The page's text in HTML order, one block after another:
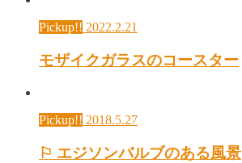
Pickup!! 2022.2.21
モザイクガラスのコースター
Pickup!! 2018.5.27
⚐ エジソンバルブのある風景